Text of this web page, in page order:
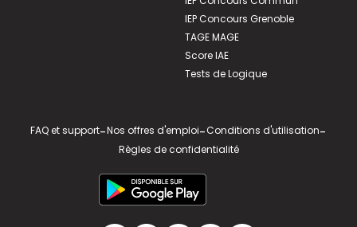
IEP Concours Grenoble
TAGE MAGE
Score IAE
Tests de Logique
FAQ et support-Nos offres d'emploi-Conditions d'utilisation-
Règles de confidentialité